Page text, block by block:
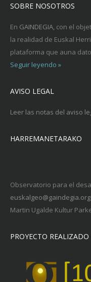
SOBRE NOSOTROS
En GAINDEGIA, con el
la realidad de Euskal
plataforma que auna
Seguir leyendo »
AVISO LEGAL
Leer las notas del aviso
HARREMANETARAKO
Observatorio para el
euskalgeo@gaindegia.org
Martin Ugalde Kultur
PROYECTO